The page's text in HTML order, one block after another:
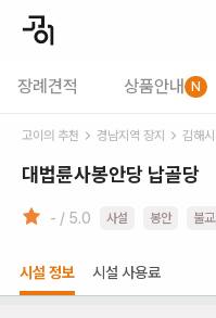
장례견적 상품안내 N
고이의 추천 경남지역 장지 김해시
대법륜사봉안당 납골당
- / 5.0 사설 봉안 불교
시설 정보 시설 사용료